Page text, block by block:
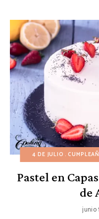
4 DE JULIO
Pastel en
de
junio